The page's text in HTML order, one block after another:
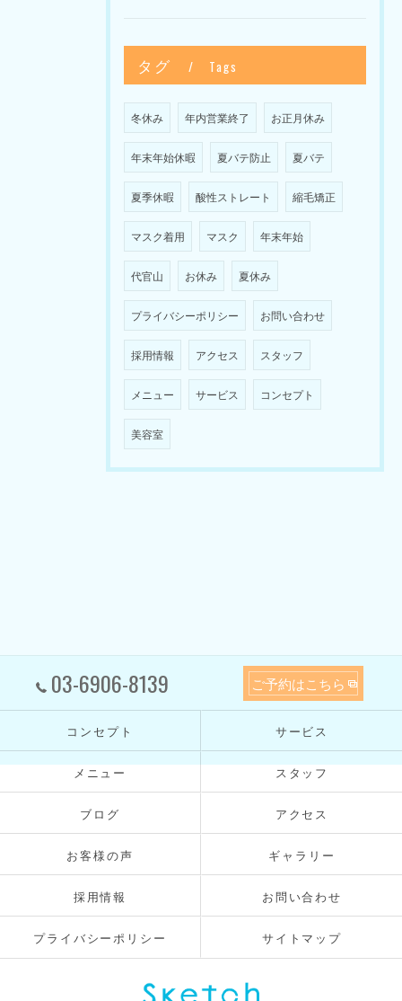
タグ Tags
冬休み 年内営業終了 お正月休み
年末年始休暇 夏バテ防止 夏バテ
夏季休暇 酸性ストレート 縮毛矯正
マスク着用 マスク 年末年始
代官山 お休み 夏休み
プライバシーポリシー お問い合わせ
採用情報 アクセス スタッフ
メニュー サービス コンセプト
美容室
03-6906-8139 ご予約はこちら
コンセプト サービス
メニュー スタッフ
ブログ アクセス
お客様の声 ギャラリー
採用情報 お問い合わせ
プライバシーポリシー サイトマップ